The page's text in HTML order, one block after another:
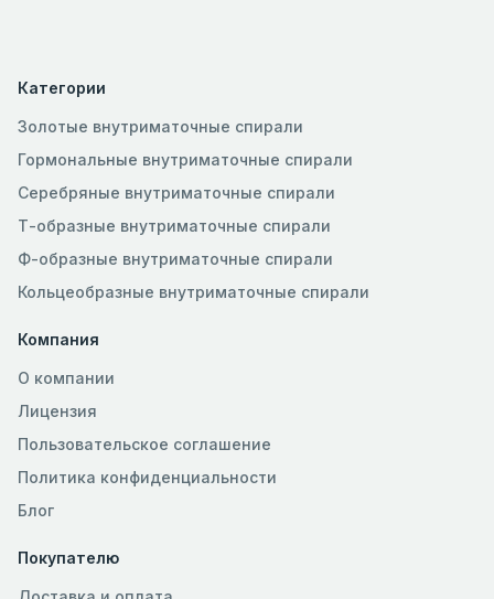
Категории
Золотые внутриматочные спирали
Гормональные внутриматочные спирали
Серебряные внутриматочные спирали
Т-образные внутриматочные спирали
Ф-образные внутриматочные спирали
Кольцеобразные внутриматочные спирали
Компания
О компании
Лицензия
Пользовательское соглашение
Политика конфиденциальности
Блог
Покупателю